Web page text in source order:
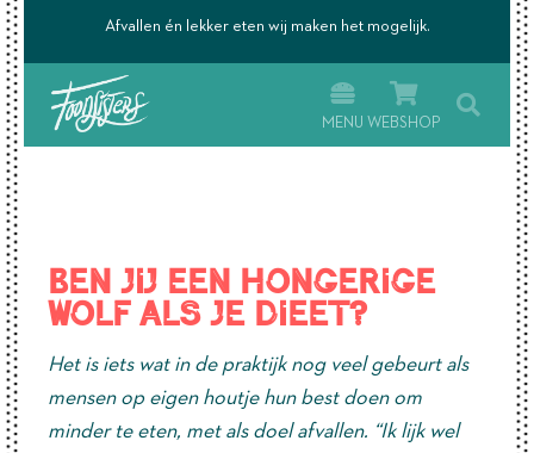
Afvallen én lekker eten wij maken het mogelijk.
MENU WEBSHOP
Ben jij een hongerige
wolf als je dieet?
Het is iets wat in de praktijk nog veel gebeurt als
mensen op eigen houtje hun best doen om
minder te eten, met als doel afvallen. “Ik lijk wel